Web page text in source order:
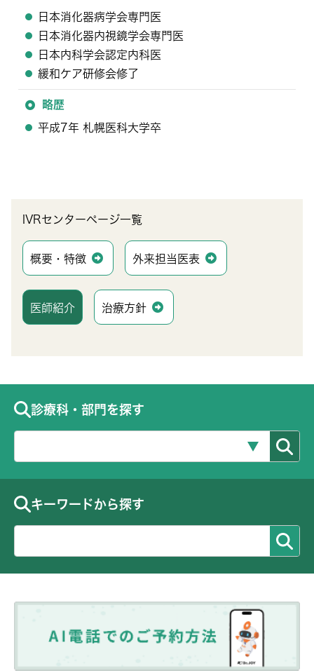
日本消化器病学会専門医
日本消化器内視鏡学会専門医
日本内科学会認定内科医
緩和ケア研修会修了
略歴
平成7年 札幌医科大学卒
IVRセンターページ一覧
概要・特徴 外来担当医表
医師紹介 治療方針
診療科・部門を探す
キーワードから探す